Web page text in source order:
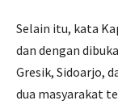
Selain itu, kata
dan dengan
Gresik, Sidoarjo,
dua masyarakat